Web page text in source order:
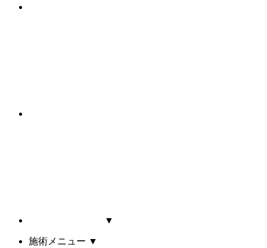
▼
施術メニュー ▼